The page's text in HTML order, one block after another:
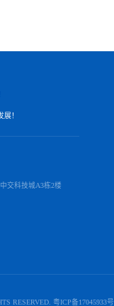
！
交科技城A3栋2楼
RESERVED.粤ICP备17045933号